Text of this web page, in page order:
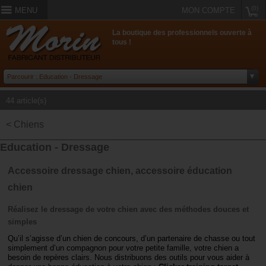
MENU MON COMPTE
La boutique des professionnels ouverte à
tous !
44 article(s)
< Chiens
Education - Dressage
Accessoire dressage chien, accessoire éducation
chien
Réalisez le dressage de votre chien avec des méthodes douces et
simples
Qu’il s’agisse d’un chien de concours, d’un partenaire de chasse ou tout
simplement d’un compagnon pour votre petite famille, votre chien a
besoin de repères clairs. Nous distribuons des outils pour vous aider à